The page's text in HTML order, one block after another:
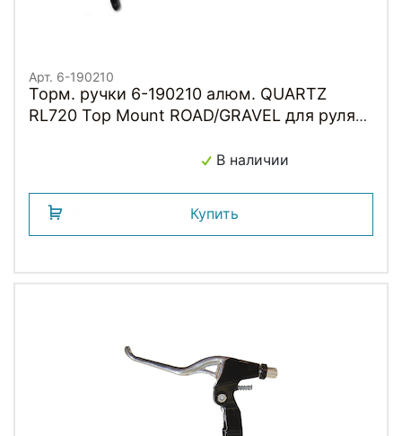
Арт. 6-190210
Торм. ручки 6-190210 алюм. QUARTZ
RL720 Top Mount ROAD/GRAVEL для руля
В наличии
Купить